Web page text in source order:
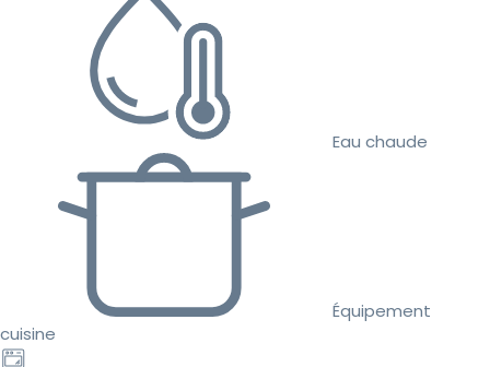
Eau chaude
Équipement
cuisine